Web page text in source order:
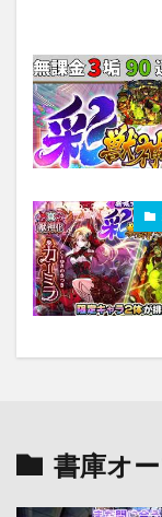
書庫オ